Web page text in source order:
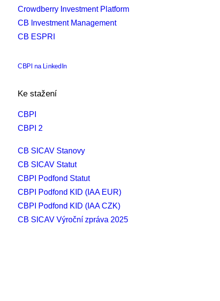
Crowdberry Investment Platform
CB Investment Management
CB ESPRI
CBPI na LinkedIn
Ke stažení
CBPI
CBPI 2
CB SICAV Stanovy
CB SICAV Statut
CBPI Podfond Statut
CBPI Podfond KID (IAA EUR)
CBPI Podfond KID (IAA CZK)
CB SICAV Výroční zpráva 2025